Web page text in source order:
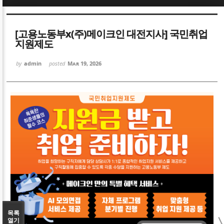
[고용노동부x(주)메이크인 대전지사] 국민취업
지원제도
by admin posted Mar 19, 2026
목록
열기
Sketchbook5, 스케치북5
Sketchbook5, 스케치북5
Sketchbook5, 스케치북5
Sketchbook5, 스케치북5